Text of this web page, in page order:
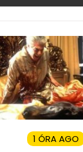
1 ÓRA AGO